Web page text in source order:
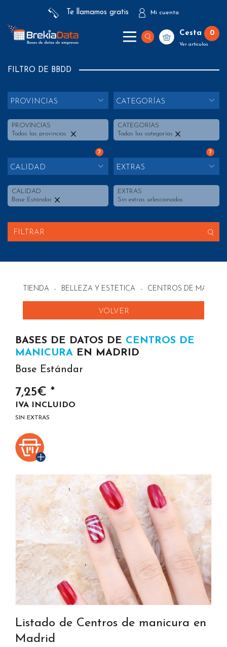
Te llamamos gratis Mi cuenta
Cesta 0
Ver artículos
FILTRO DE BBDD
PROVINCIAS
PROVINCIAS
Todas las provincias
CATEGORÍAS
CATEGORÍAS
Todas las categorías
?
CALIDAD
CALIDAD
Base Estándar
?
EXTRAS
EXTRAS
Sin extras seleccionados
FILTRAR
TIENDA - BELLEZA Y ESTÉTICA - CENTROS DE
VOLVER
BASES DE DATOS DE CENTROS DE
MANICURA EN MADRID
Base Estándar
7,25€ *
IVA INCLUIDO
SIN EXTRAS
Listado de Centros de manicura en
Madrid